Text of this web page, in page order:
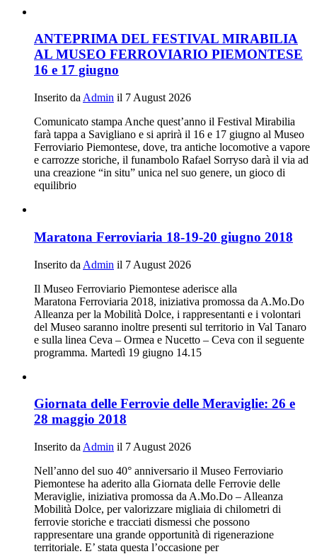
ANTEPRIMA DEL FESTIVAL MIRABILIA
AL MUSEO FERROVIARIO PIEMONTESE
16 e 17 giugno
Inserito da Admin il 7 August 2026
Comunicato stampa Anche quest’anno il Festival Mirabilia
farà tappa a Savigliano e si aprirà il 16 e 17 giugno al Museo
Ferroviario Piemontese, dove, tra antiche locomotive a vapore
e carrozze storiche, il funambolo Rafael Sorryso darà il via ad
una creazione “in situ” unica nel suo genere, un gioco di
equilibrio
Maratona Ferroviaria 18-19-20 giugno 2018
Inserito da Admin il 7 August 2026
Il Museo Ferroviario Piemontese aderisce alla
Maratona Ferroviaria 2018, iniziativa promossa da A.Mo.Do
Alleanza per la Mobilità Dolce, i rappresentanti e i volontari
del Museo saranno inoltre presenti sul territorio in Val Tanaro
e sulla linea Ceva – Ormea e Nucetto – Ceva con il seguente
programma. Martedì 19 giugno 14.15
Giornata delle Ferrovie delle Meraviglie: 26 e
28 maggio 2018
Inserito da Admin il 7 August 2026
Nell’anno del suo 40° anniversario il Museo Ferroviario
Piemontese ha aderito alla Giornata delle Ferrovie delle
Meraviglie, iniziativa promossa da A.Mo.Do – Alleanza
Mobilità Dolce, per valorizzare migliaia di chilometri di
ferrovie storiche e tracciati dismessi che possono
rappresentare una grande opportunità di rigenerazione
territoriale. E’ stata questa l’occasione per